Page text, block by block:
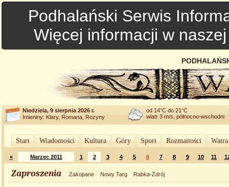
Podhalański Serwis
Więcej informacji w
Niedziela, 9 sierpnia 2026 r.
Imieniny: Klary, Romana, Rozyny
od 14°C do 21°C
wiatr 3 m/s, północno-wschodni
Start Wiadomości Kultura Góry Sport Rozmaitości
« Marzec 2011 1 2 3 4 5 6 7 8 9 10 11
Zaproszenia Zakopane Nowy Targ Rabka-Zdrój